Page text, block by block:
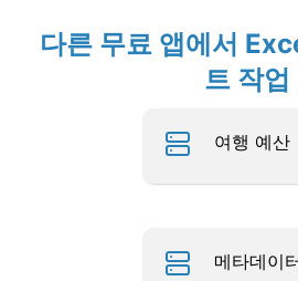
다른 무료 앱에서
트 작업
여행 예산
메타데이